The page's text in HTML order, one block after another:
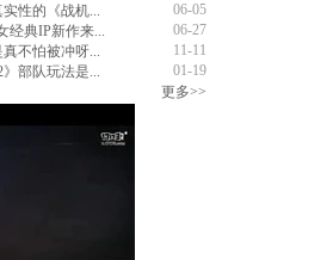
06-05
性的《战机...
06-27
经典IP新作来...
11-11
不怕被冲呀...
01-19
部队玩法是...
更多>>